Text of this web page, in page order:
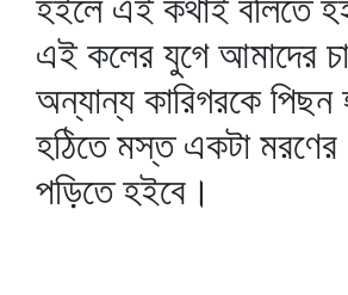
এই কলের যুগে আমাদের
অন্যান্য কারিগরকে পিছন
হঠিতে মস্ত একটা মরণের
পড়িতে হইবে।